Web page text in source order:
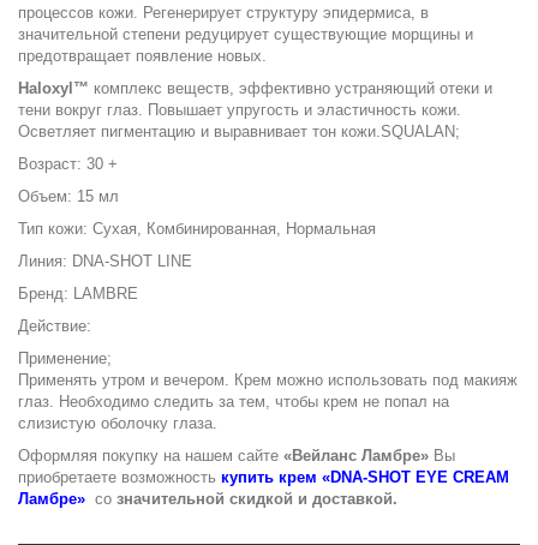
процессов кожи. Регенерирует структуру эпидермиса, в
значительной степени редуцирует существующие морщины и
предотвращает появление новых. ​
Haloxyl™ комплекс веществ, эффективно устраняющий отеки и
тени вокруг глаз. Повышает упругость и эластичность кожи.
Осветляет пигментацию и выравнивает тон кожи.SQUALAN;
Возраст: 30 +
Объем: 15 мл
Тип кожи: Сухая, Комбинированная, Нормальная
Линия: DNA-SHOT LINE
Бренд: LAMBRE
Действие:
Применение;
Применять утром и вечером. Крем можно использовать под макияж
глаз. Необходимо следить за тем, чтобы крем не попал на
слизистую оболочку глаза.
Оформляя покупку на нашем сайте «Вейланс Ламбре» Вы
приобретаете возможность купить крем «DNA-SHOT EYE CREAM
Ламбре» со значительной скидкой и доставкой.